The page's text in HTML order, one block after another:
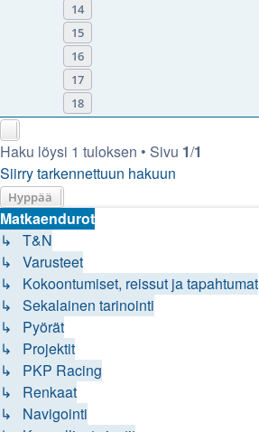
14
15
16
17
18
Haku löysi 1 tuloksen • Sivu 1/1
Siirry tarkennettuun hakuun
Hyppää
Matkaendurot
↳ T&N
↳ Varusteet
↳ Kokoontumiset, reissut ja tapahtumat
↳ Sekalainen tarinointi
↳ Pyörät
↳ Projektit
↳ PKP Racing
↳ Renkaat
↳ Navigointi